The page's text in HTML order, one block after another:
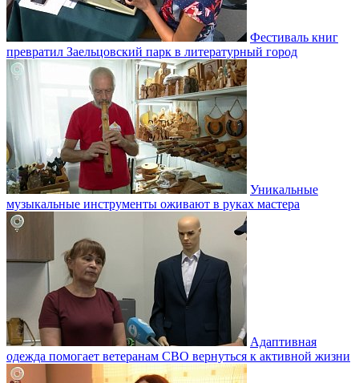
Фестиваль книг
превратил Заельцовский парк в литературный город
Уникальные
музыкальные инструменты оживают в руках мастера
Адаптивная
одежда помогает ветеранам СВО вернуться к активной жизни